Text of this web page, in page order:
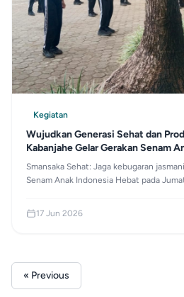
Kegiatan
Wujudkan Generasi Sehat dan
Kabanjahe Gelar Gerakan Senam
Smansaka Sehat: Jaga kebugaran
Senam Anak Indonesia Hebat pada
17 Jun 2026
« Previous